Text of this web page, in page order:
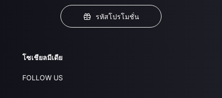
รหัสโปรโมชั่น
โซเชียลมีเดีย
FOLLOW US